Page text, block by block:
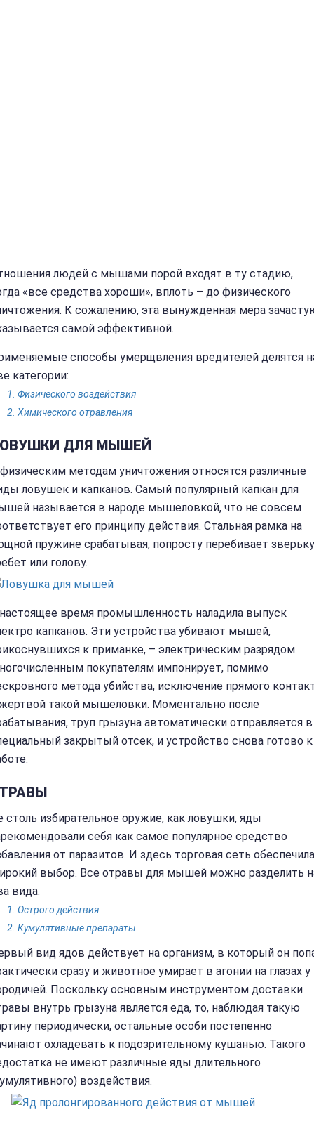
людей с мышами порой входят в ту стадию,
«все средства хороши», вплоть – до физического
К сожалению, эта вынужденная мера
самой эффективной.
способы умерщвления вредителей делятся
категории:
Физического воздействия
Химического отравления
ДЛЯ МЫШЕЙ
методам уничтожения относятся различные
ловушек и капканов. Самый популярный капкан для
называется в народе мышеловкой, что не совсем
его принципу действия. Стальная рамка на
пружине срабатывая, попросту перебивает зверьку
или голову.
время промышленность наладила выпуск
капканов. Эти устройства убивают мышей,
к приманке, – электрическим разрядом.
покупателям импонирует, помимо
метода убийства, исключение прямого
такой мышеловки. Моментально после
труп грызуна автоматически отправляется в
закрытый отсек, и устройство снова готово к
столь избирательное оружие, как ловушки, яды
себя как самое популярное средство
от паразитов. И здесь торговая сеть обеспечила
выбор. Все отравы для мышей можно разделить
вида:
Острого действия
Кумулятивные препараты
вид ядов действует на организм, в который он
сразу и животное умирает в агонии на глазах у
Поскольку основным инструментом доставки
внутрь грызуна является еда, то, наблюдая такую
периодически, остальные особи постепенно
охладевать к подозрительному кушанью. Такого
не имеют различные яды длительного
воздействия.